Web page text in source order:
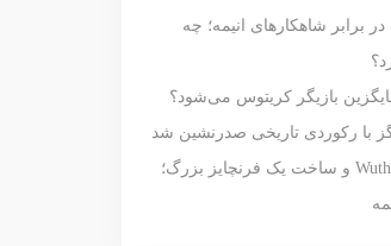
در برابر شاهکارهای انیمه؛ چه
جایگزین بازیگر کریتوس می‌شود؟
با رکوردی تاریخی صدرنشین شد
Wuthering Waves و ساخت یک فرنچایز بزرگ؛